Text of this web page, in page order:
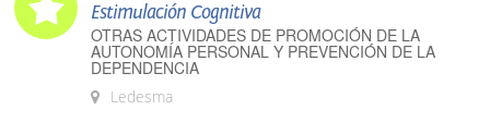
Estimulación Cognitiva
OTRAS ACTIVIDADES DE PROMOCIÓN DE LA
AUTONOMÍA PERSONAL Y PREVENCIÓN DE LA
DEPENDENCIA
Ledesma